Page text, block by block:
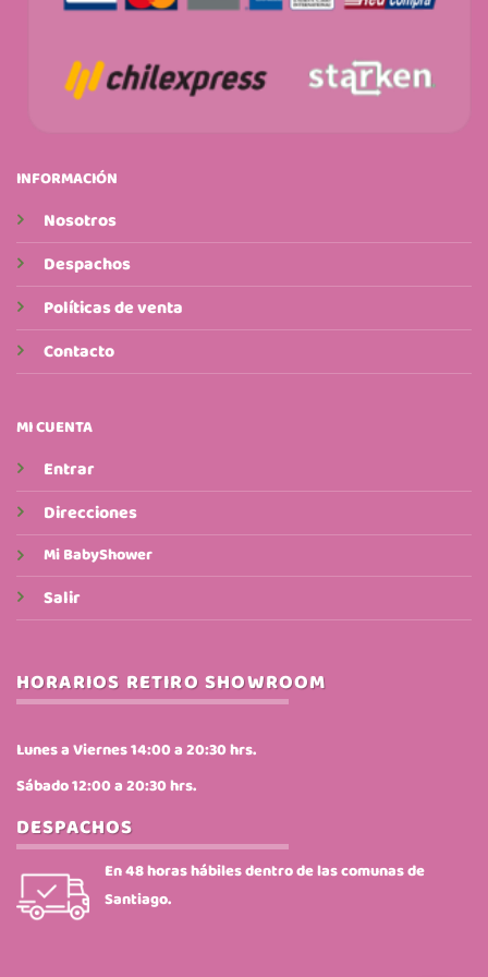
INFORMACIÓN
Nosotros
Despachos
Políticas de venta
Contacto
MI CUENTA
Entrar
Direcciones
Mi BabyShower
Salir
HORARIOS RETIRO SHOWROOM
Lunes a Viernes 14:00 a 20:30 hrs.
Sábado 12:00 a 20:30 hrs.
DESPACHOS
En 48 horas hábiles dentro de las comunas de
Santiago.